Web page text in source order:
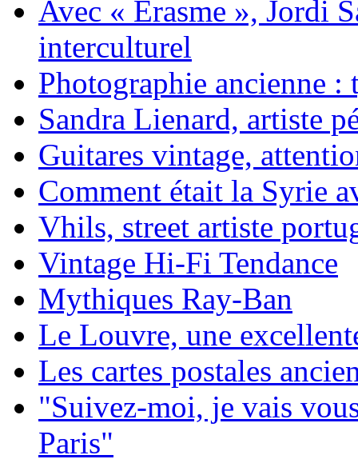
Avec « Erasme », Jordi
interculturel
Photographie ancienne :
Sandra Lienard, artiste
Guitares vintage,
Comment était la Syrie
Vhils, street artiste
Vintage Hi-Fi Tendance
Mythiques Ray-Ban
Le Louvre, une
Les cartes postales
"Suivez-moi, je vais
Paris"